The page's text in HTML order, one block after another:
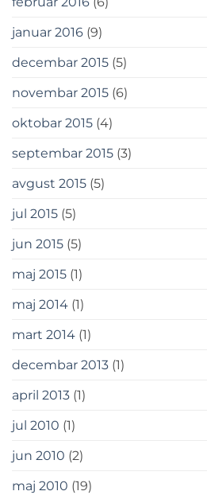
januar 2016 (9)
decembar 2015 (5)
novembar 2015 (6)
oktobar 2015 (4)
septembar 2015 (3)
avgust 2015 (5)
jul 2015 (5)
jun 2015 (5)
maj 2015 (1)
maj 2014 (1)
mart 2014 (1)
decembar 2013 (1)
april 2013 (1)
jul 2010 (1)
jun 2010 (2)
maj 2010 (19)